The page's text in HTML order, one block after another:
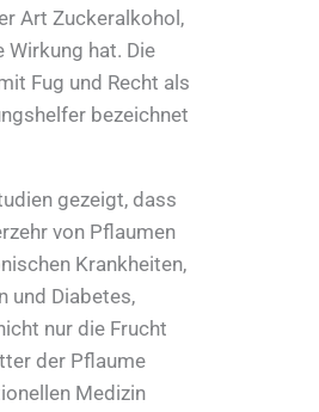
Art Zuckeralkohol,
Wirkung hat. Die
Fug und Recht als
bezeichnet
gezeigt, dass
von Pflaumen
Krankheiten,
und Diabetes,
nur die Frucht
der Pflaume
Medizin